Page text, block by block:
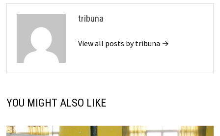
tribuna
View all posts by tribuna →
YOU MIGHT ALSO LIKE